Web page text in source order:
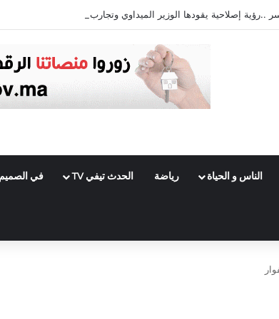
إصلاحية يقودها الوزير الميداوي وتجارب دولية تدعمها
الناس و الحياة رياضة الحدث تيفي TV في الصميم